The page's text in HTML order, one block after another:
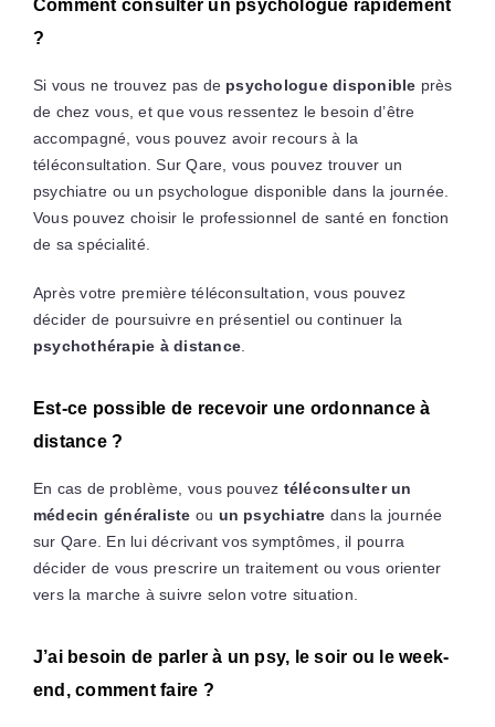
Comment consulter un psychologue rapidement
?
Si vous ne trouvez pas de psychologue disponible près
de chez vous, et que vous ressentez le besoin d’être
accompagné, vous pouvez avoir recours à la
téléconsultation. Sur Qare, vous pouvez trouver un
psychiatre ou un psychologue disponible dans la journée.
Vous pouvez choisir le professionnel de santé en fonction
de sa spécialité.
Après votre première téléconsultation, vous pouvez
décider de poursuivre en présentiel ou continuer la
psychothérapie à distance.
Est-ce possible de recevoir une ordonnance à
distance ?
En cas de problème, vous pouvez téléconsulter un
médecin généraliste ou un psychiatre dans la journée
sur Qare. En lui décrivant vos symptômes, il pourra
décider de vous prescrire un traitement ou vous orienter
vers la marche à suivre selon votre situation.
J’ai besoin de parler à un psy, le soir ou le week-
end, comment faire ?